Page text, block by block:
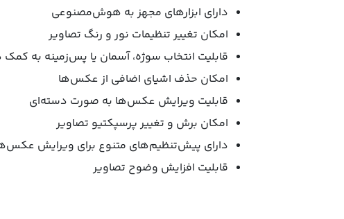
دارای ابزارهای مجهز به هوش‌مصنوعی
امکان تغییر تنظیمات نور و رنگ تصاویر
قابلیت انتخاب سوژه، آسمان یا پس‌زمینه به
امکان حذف اشیای اضافی از عکس‌ها
قابلیت ویرایش عکس‌ها به صورت دسته‌ای
امکان برش و تغییر پرسپکتیو تصاویر
دارای پیش‌تنظیم‌‌های متنوع برای ویرایش
قابلیت افزایش وضوح تصاویر